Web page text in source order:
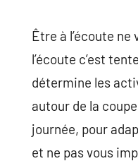
Être à l’écoute
l’écoute c’est
détermine les
autour de la
journée, pour
et ne pas vous